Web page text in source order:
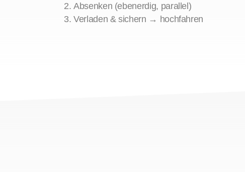
Absenken (ebenerdig, parallel)
Verladen & sichern → hochfahren